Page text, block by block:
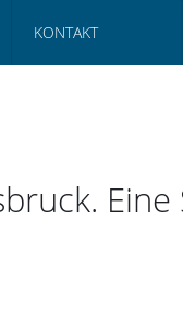
KONTAKT